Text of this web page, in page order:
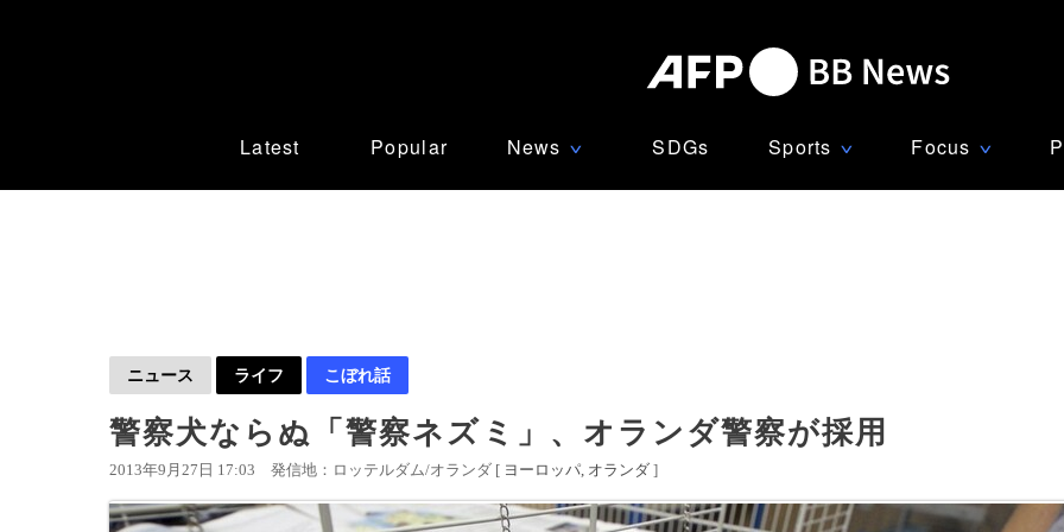
Latest Popular News ∨ SDGs Sports ∨ Focus ∨
ニュース ライフ こぼれ話
警察犬ならぬ「警察ネズミ」、オランダ警察が採用
2013年9月27日 17:03 発信地：ロッテルダム/オランダ [ ヨーロッパ オランダ ]